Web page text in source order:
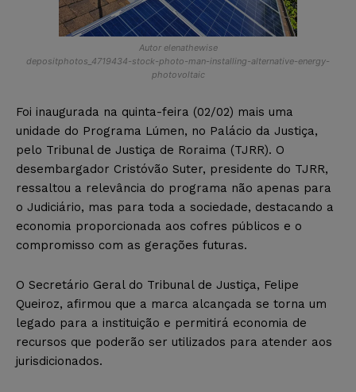
Autor elenathewise
depositphotos_4719434-stock-photo-man-installing-alternative-energy-
photovoltaic
Foi inaugurada na quinta-feira (02/02) mais uma
unidade do Programa Lúmen, no Palácio da Justiça,
pelo Tribunal de Justiça de Roraima (TJRR). O
desembargador Cristóvão Suter, presidente do TJRR,
ressaltou a relevância do programa não apenas para
o Judiciário, mas para toda a sociedade, destacando a
economia proporcionada aos cofres públicos e o
compromisso com as gerações futuras.
O Secretário Geral do Tribunal de Justiça, Felipe
Queiroz, afirmou que a marca alcançada se torna um
legado para a instituição e permitirá economia de
recursos que poderão ser utilizados para atender aos
jurisdicionados.